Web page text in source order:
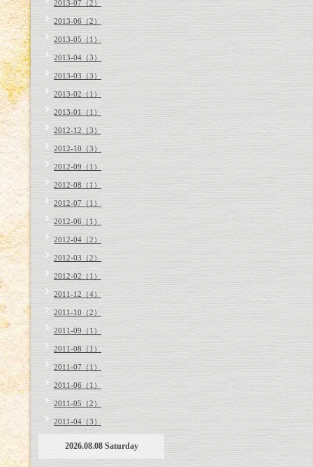
2013-07（2）
2013-06（2）
2013-05（1）
2013-04（3）
2013-03（3）
2013-02（1）
2013-01（1）
2012-12（3）
2012-10（3）
2012-09（1）
2012-08（1）
2012-07（1）
2012-06（1）
2012-04（2）
2012-03（2）
2012-02（1）
2011-12（4）
2011-10（2）
2011-09（1）
2011-08（1）
2011-07（1）
2011-06（1）
2011-05（2）
2011-04（3）
2026.08.08 Saturday